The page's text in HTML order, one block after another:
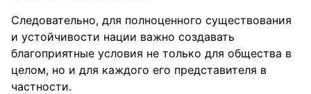
Следовательно, для полноценного существования
и устойчивости нации важно создавать
благоприятные условия не только для общества в
целом, но и для каждого его представителя в
частности.